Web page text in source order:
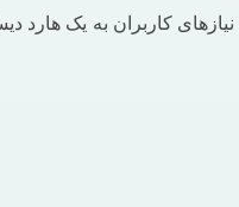
نیازهای کاربران به یک